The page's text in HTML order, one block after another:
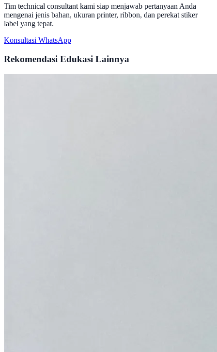
Tim technical consultant kami siap menjawab pertanyaan Anda
mengenai jenis bahan, ukuran printer, ribbon, dan perekat stiker
label yang tepat.
Konsultasi WhatsApp
Rekomendasi Edukasi Lainnya